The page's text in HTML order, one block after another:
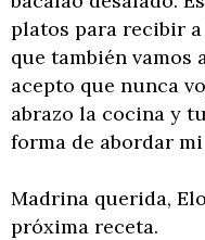
platos para recibir
que también vamos
acepto que nunca
abrazo la cocina y
forma de abordar
Madrina querida,
próxima receta.